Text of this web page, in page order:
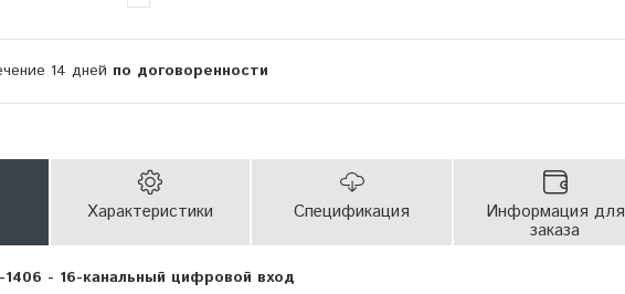
14 дней по договоренности
Характеристики Спецификация
Информация для
заказа
- 16-канальный цифровой вход